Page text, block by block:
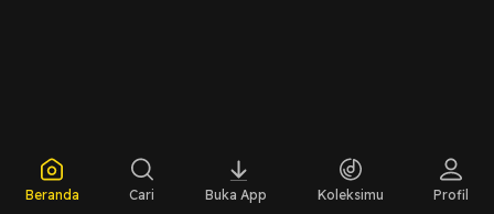
Beranda Cari Buka App Koleksimu Profil